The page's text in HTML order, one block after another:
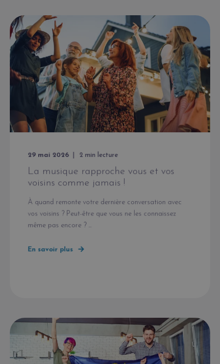
29 mai 2026 2 min lecture
La musique rapproche vous et vos
voisins comme jamais !
À quand remonte votre dernière conversation avec
vos voisins ? Peut-être que vous ne les connaissez
même pas encore ? ...
En savoir plus